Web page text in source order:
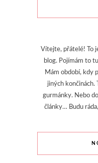
Vítejte, přátelé! To
blog. Pojímám to
Mám období, kdy
jiných končinách.
gurmánky. Nebo
články… Budu